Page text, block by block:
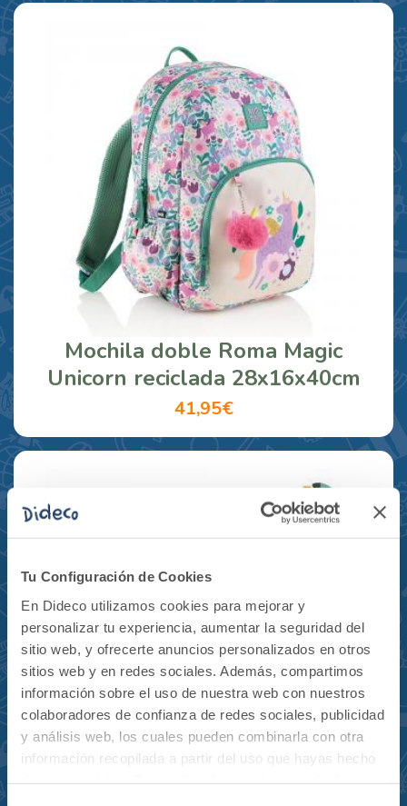
Tu Configuración de Cookies
En Dideco utilizamos cookies para mejorar y
personalizar tu experiencia, aumentar la seguridad del
sitio web, y ofrecerte anuncios personalizados en otros
sitios web y en redes sociales. Además, compartimos
información sobre el uso de nuestra web con nuestros
colaboradores de confianza de redes sociales, publicidad
y análisis web, los cuales pueden combinarla con otra
información recopilada a partir del uso que hayas hecho
Mochila doble Roma Magic
Unicorn reciclada 28x16x40cm
41,95€